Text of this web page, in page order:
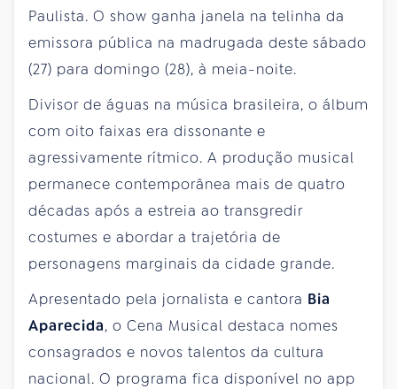
Paulista. O show ganha janela na telinha da
emissora pública na madrugada deste sábado
(27) para domingo (28), à meia-noite.
Divisor de águas na música brasileira, o álbum
com oito faixas era dissonante e
agressivamente rítmico. A produção musical
permanece contemporânea mais de quatro
décadas após a estreia ao transgredir
costumes e abordar a trajetória de
personagens marginais da cidade grande.
Apresentado pela jornalista e cantora Bia
Aparecida, o Cena Musical destaca nomes
consagrados e novos talentos da cultura
nacional. O programa fica disponível no app